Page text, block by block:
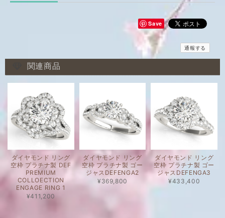
Save
通報する
関連商品
ダイヤモンド リング
空枠 プラチナ製 DEF
PREMIUM
COLLOECTION
ENGAGE RING 1
¥411,200
ダイヤモンド リング
空枠 プラチナ製 ゴー
ジャスDEFENGA2
¥369,800
ダイヤモンド リング
空枠 プラチナ製 ゴー
ジャスDEFENGA3
¥433,400